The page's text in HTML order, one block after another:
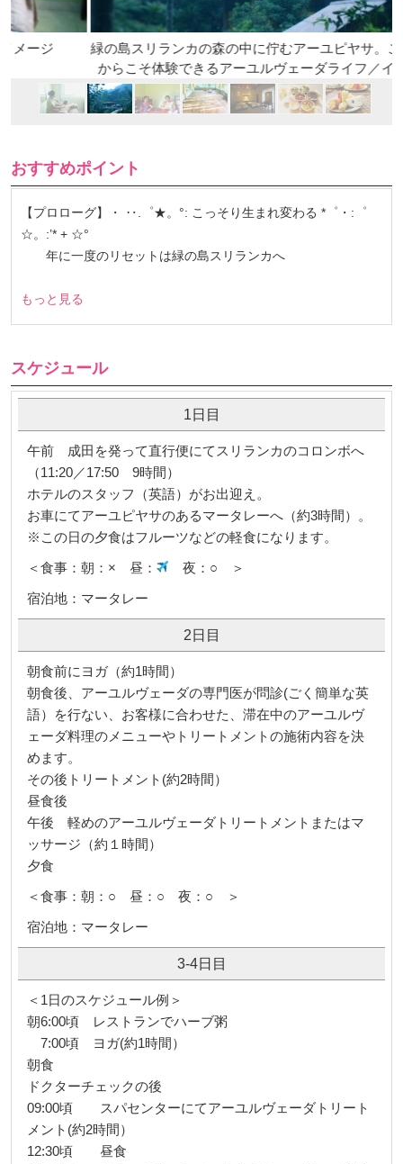
緑の島スリランカの森の中に佇むアーユピヤサ。こんな環境
からこそ体験できるアーユルヴェーダライフ／イメージ外観
おすすめポイント
【プロローグ】・ ‥.゜★。°: こっそり生まれ変わる *゜・:゜
☆。:’* + ☆°
年に一度のリセットは緑の島スリランカへ
もっと見る
スケジュール
1日目
午前 成田を発って直行便にてスリランカのコロンボへ
（11:20／17:50 9時間）
ホテルのスタッフ（英語）がお出迎え。
お車にてアーユピヤサのあるマータレーへ（約3時間）。
※この日の夕食はフルーツなどの軽食になります。
＜食事：朝：× 昼：
夜：○ ＞
宿泊地：マータレー
2日目
朝食前にヨガ（約1時間）
朝食後、アーユルヴェーダの専門医が問診(ごく簡単な英
語）を行ない、お客様に合わせた、滞在中のアーユルヴ
ェーダ料理のメニューやトリートメントの施術内容を決
めます。
その後トリートメント(約2時間）
昼食後
午後 軽めのアーユルヴェーダトリートメントまたはマ
ッサージ（約１時間）
夕食
＜食事：朝：○ 昼：○ 夜：○ ＞
宿泊地：マータレー
3-4日目
＜1日のスケジュール例＞
朝6:00頃 レストランでハーブ粥
7:00頃 ヨガ(約1時間）
朝食
ドクターチェックの後
09:00頃 スパセンターにてアーユルヴェーダトリート
メント(約2時間）
12:30頃 昼食